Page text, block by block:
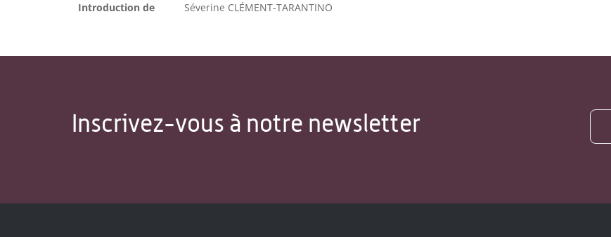
Introduction de Séverine CLÉMENT-TARANTINO
Inscrivez-vous à notre newsletter